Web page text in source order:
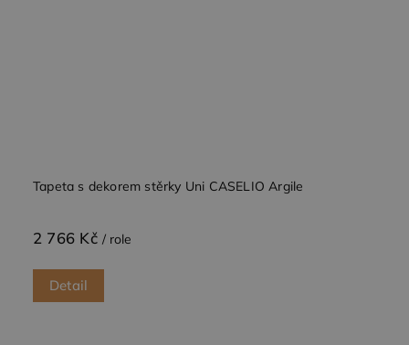
Tapeta s dekorem stěrky Uni CASELIO Argile
2 766 Kč / role
Detail